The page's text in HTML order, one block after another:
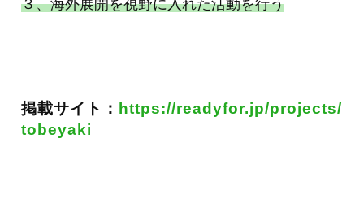
３、海外展開を視野に入れた活動を行う
掲載サイト： https://readyfor.jp/projects/
tobeyaki